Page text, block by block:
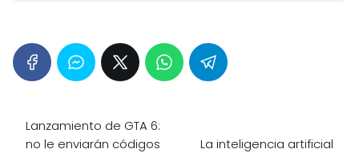
Lanzamiento de GTA 6:
no le enviarán códigos
La inteligencia artificial